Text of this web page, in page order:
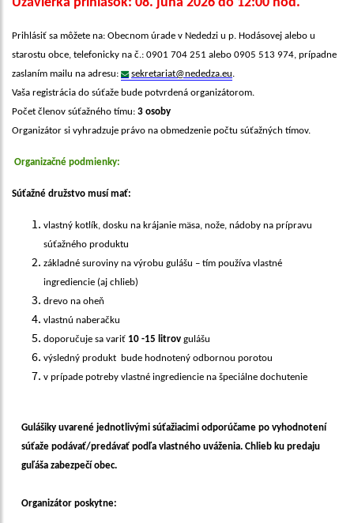
Prihlásiť sa môžete na: Obecnom úrade v Nededzi u p. Hodásovej alebo u
starostu obce, telefonicky na č.: 0901 704 251 alebo 0905 513 974, prípadne
zaslaním mailu na adresu:
sekretariat@nededza.eu.
Vaša registrácia do súťaže bude potvrdená organizátorom.
Počet členov súťažného tímu: 3 osoby
Organizátor si vyhradzuje právo na obmedzenie počtu súťažných tímov.
Organizačné podmienky:
Súťažné družstvo musí mať:
vlastný kotlík, dosku na krájanie mäsa, nože, nádoby na prípravu
súťažného produktu
základné suroviny na výrobu gulášu – tím používa vlastné
ingrediencie (aj chlieb)
drevo na oheň
vlastnú naberačku
doporučuje sa variť 10 -15 litrov gulášu
výsledný produkt bude hodnotený odbornou porotou
v prípade potreby vlastné ingrediencie na špeciálne dochutenie
Gulášiky uvarené jednotlivými súťažiacimi odporúčame po vyhodnotení
súťaže podávať/predávať podľa vlastného uváženia. Chlieb ku predaju
guľáša zabezpečí obec.
Organizátor poskytne: